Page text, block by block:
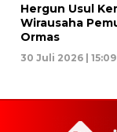
Hergun Usul
Wirausaha
Ormas
30 Juli 2026 |